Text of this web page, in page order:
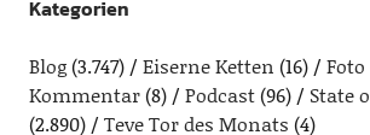
Kategorien
Blog(3.747) Eiserne Ketten (16) Foto
Kommentar(8) Podcast(96)
State
(2.890)
Teve Tor des Monats (4)